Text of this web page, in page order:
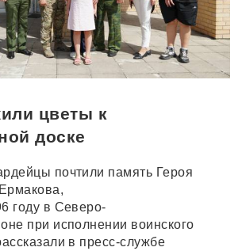
цветы к
доске
почтили память Героя
году в Северо-
при исполнении воинского
в пресс-службе